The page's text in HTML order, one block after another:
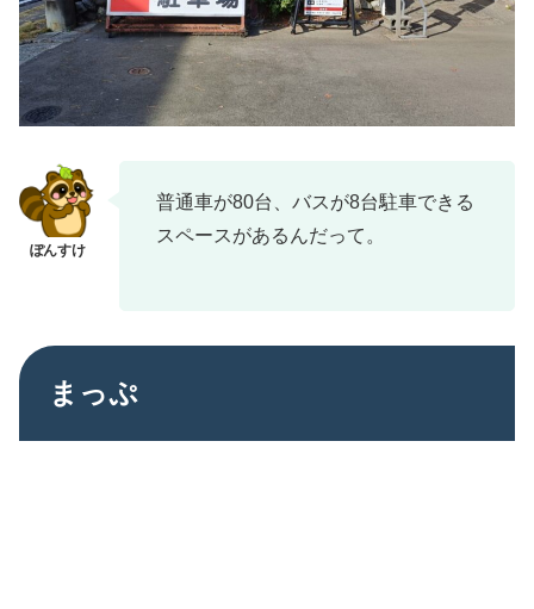
普通車が80台、バスが8台駐車できる
スペースがあるんだって。 ​
まっぷ